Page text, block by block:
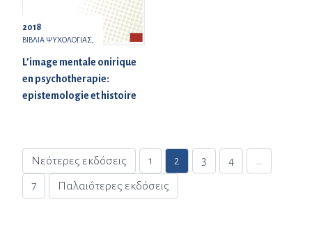
2018
ΒΙΒΛΙΑ ΨΥΧΟΛΟΓΙΑΣ,
L’image mentale onirique
en psychotherapie:
epistemologie et histoire
Σελιδοποίηση άρθρων
Νεότερες εκδόσεις 1 2 3 4
…
7
Παλαιότερες εκδόσεις